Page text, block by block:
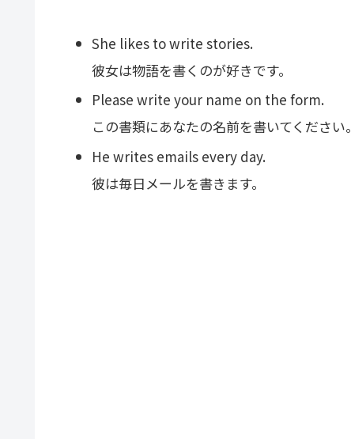
She likes to write stories.
彼女は物語を書くのが好きです。
Please write your name on the form.
この書類にあなたの名前を書いてください。
He writes emails every day.
彼は毎日メールを書きます。